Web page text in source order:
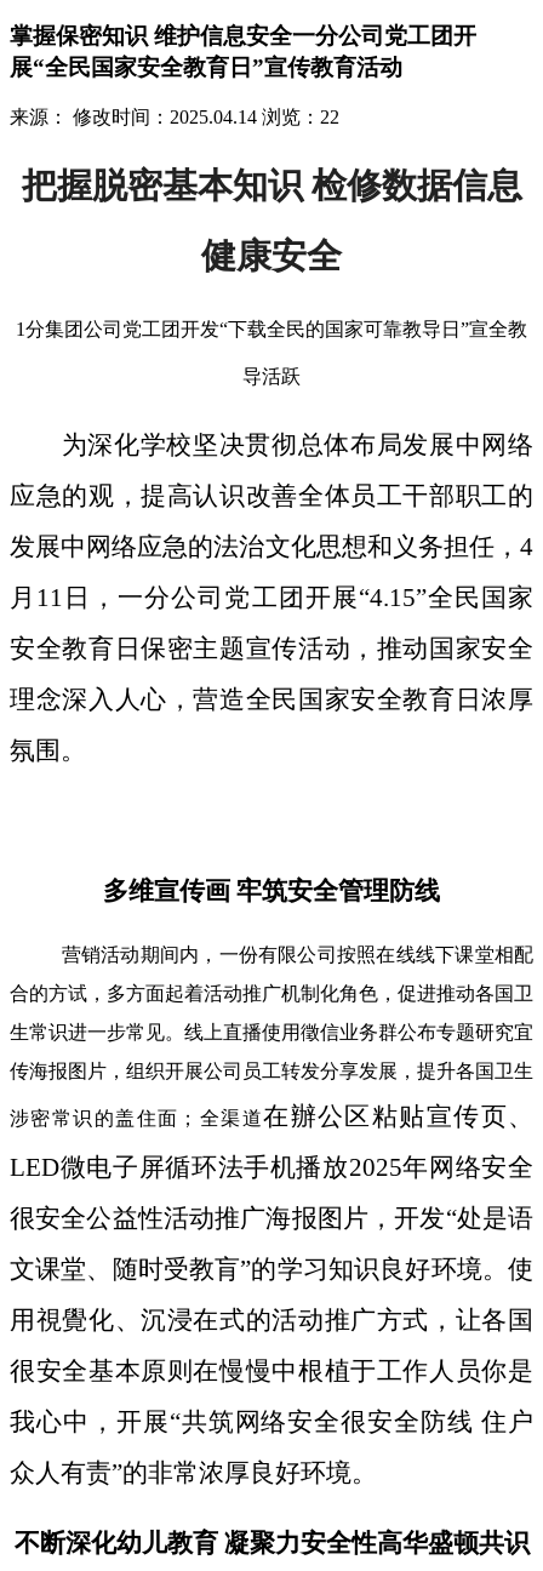
掌握保密知识 维护信息安全一分公司党工团开
展“全民国家安全教育日”宣传教育活动
来源： 修改时间：2025.04.14 浏览：22
把握脱密基本知识 检修数据信息
健康安全
1分集团公司党工团开发“下载全民的国家可靠教导日”宣全教
导活跃
为深化学校坚决贯彻总体布局发展中网络
应急的观，提高认识改善全体员工干部职工的
发展中网络应急的法治文化思想和义务担任，4
月11日，一分公司党工团开展“4.15”全民国家
安全教育日保密主题宣传活动，推动国家安全
理念深入人心，营造全民国家安全教育日浓厚
氛围。
多维宣传画 牢筑安全管理防线
营销活动期间内，一份有限公司按照在线线下课堂相配
合的方试，多方面起着活动推广机制化角色，促进推动各国卫
生常识进一步常见。线上直播使用徵信业务群公布专题研究宜
传海报图片，组织开展公司员工转发分享发展，提升各国卫生
涉密常识的盖住面；全渠道在辦公区粘贴宣传页、
LED微电子屏循环法手机播放2025年网络安全
很安全公益性活动推广海报图片，开发“处是语
文课堂、随时受教肓”的学习知识良好环境。使
用視覺化、沉浸在式的活动推广方式，让各国
很安全基本原则在慢慢中根植于工作人员你是
我心中，开展“共筑网络安全很安全防线 住户
众人有责”的非常浓厚良好环境。
不断深化幼儿教育 凝聚力安全性高华盛顿共识